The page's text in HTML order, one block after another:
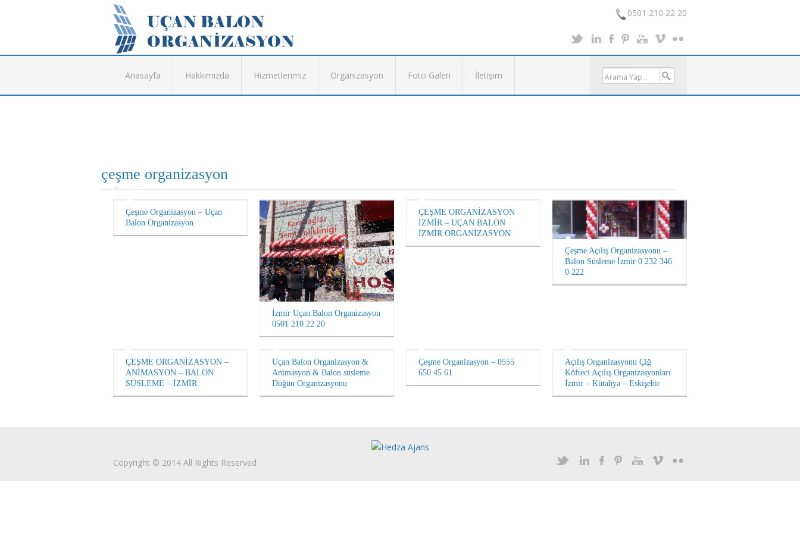
0501 210 22 20
Anasayfa Hakkımızda Hizmetlerimiz Organizasyon Foto Galeri İletişim
çeşme organizasyon
Çeşme Organizasyon – Uçan
Balon Organizasyon
İzmir Uçan Balon Organizasyon
0501 210 22 20
ÇEŞME ORGANİZASYON
İZMİR – UÇAN BALON
İZMİR ORGANİZASYON
Çeşme Açılış Organizasyonu –
Balon Süsleme İzmir 0 232 346
0 222
ÇEŞME ORGANİZASYON –
ANİMASYON – BALON
SÜSLEME – İZMİR
Uçan Balon Organizasyon &
Animasyon & Balon süsleme
Düğün Organizasyonu
Çeşme Organizasyon – 0555
650 45 61
Açılış Organizasyonu Çiğ
Köfteci Açılış Organizasyonları
İzmir – Kütahya – Eskişehir
Copyright © 2014 All Rights Reserved